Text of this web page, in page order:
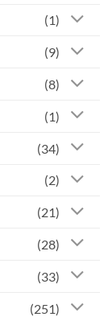
(1)
(9)
(8)
(1)
(34)
(2)
(21)
(28)
(33)
(251)